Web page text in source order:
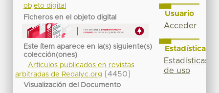
objeto digital
Ficheros en el objeto digital
Este ítem aparece en la(s) siguiente(s)
colección(ones)
Artículos publicados en revistas
arbitradas de Redalyc.org
[4450]
Visualización del Documento
Usuario
Acceder
Estadísticas
Estadísticas
de uso